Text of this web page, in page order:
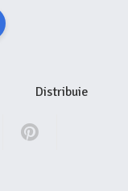
Distribuie